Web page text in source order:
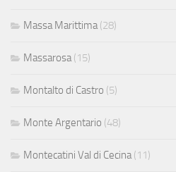
Massa Marittima (28)
Massarosa (15)
Montalto di Castro (5)
Monte Argentario (48)
Montecatini Val di Cecina (11)